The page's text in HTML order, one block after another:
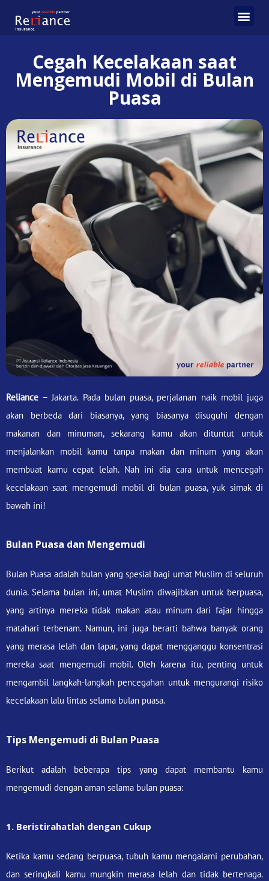
Cegah Kecelakaan saat
Mengemudi Mobil di Bulan
Puasa
Reliance –Jakarta. Pada bulan puasa, perjalanan naik mobil juga
akan berbeda dari biasanya, yang biasanya disuguhi dengan
makanan dan minuman, sekarang kamu akan dituntut untuk
menjalankan mobil kamu tanpa makan dan minum yang akan
membuat kamu cepat lelah. Nah ini dia cara untuk mencegah
kecelakaan saat mengemudi mobil di bulan puasa, yuk simak di
bawah ini!
Bulan Puasa dan Mengemudi
Bulan Puasa adalah bulan yang spesial bagi umat Muslim di seluruh
dunia. Selama bulan ini, umat Muslim diwajibkan untuk berpuasa,
yang artinya mereka tidak makan atau minum dari fajar hingga
matahari terbenam. Namun, ini juga berarti bahwa banyak orang
yang merasa lelah dan lapar, yang dapat mengganggu konsentrasi
mereka saat mengemudi mobil. Oleh karena itu, penting untuk
mengambil langkah-langkah pencegahan untuk mengurangi risiko
kecelakaan lalu lintas selama bulan puasa.
Tips Mengemudi di Bulan Puasa
Berikut adalah beberapa tips yang dapat membantu kamu
mengemudi dengan aman selama bulan puasa:
1. Beristirahatlah dengan Cukup
Ketika kamu sedang berpuasa, tubuh kamu mengalami perubahan,
dan seringkali kamu mungkin merasa lelah dan tidak bertenaga.